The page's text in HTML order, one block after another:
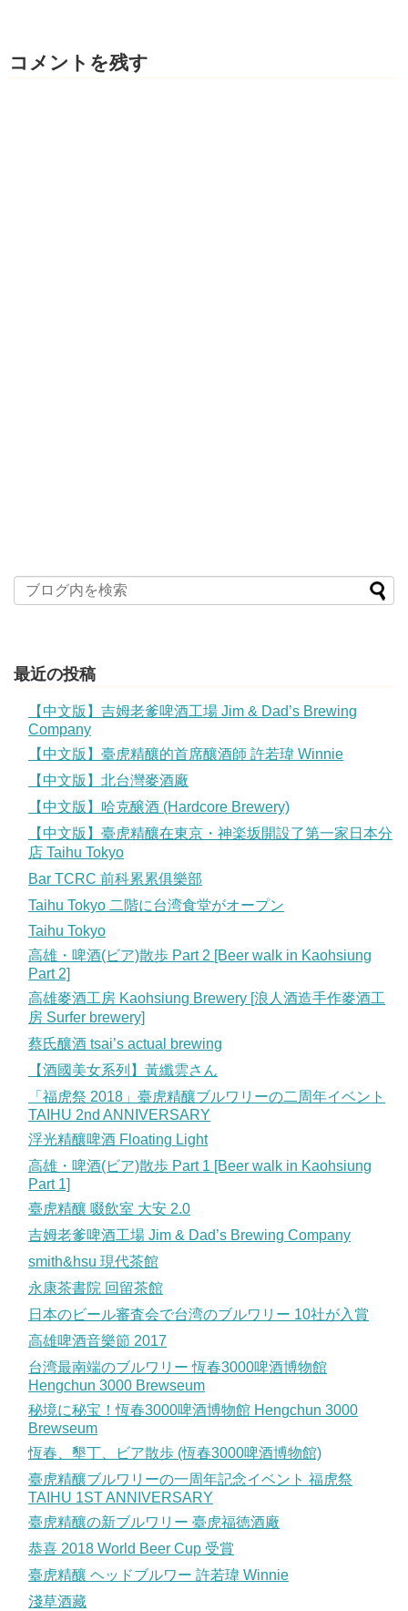
コメントを残す
最近の投稿
【中文版】吉姆老爹啤酒工場 Jim & Dad’s Brewing
Company
【中文版】臺虎精釀的首席釀酒師 許若瑋 Winnie
【中文版】北台灣麥酒廠
【中文版】哈克醸酒 (Hardcore Brewery)
【中文版】臺虎精釀在東京・神楽坂開設了第一家日本分
店 Taihu Tokyo
Bar TCRC 前科累累俱樂部
Taihu Tokyo 二階に台湾食堂がオープン
Taihu Tokyo
高雄・啤酒(ビア)散歩 Part 2 [Beer walk in Kaohsiung
Part 2]
高雄麥酒工房 Kaohsiung Brewery [浪人酒造手作麥酒工
房 Surfer brewery]
蔡氏釀酒 tsai’s actual brewing
【酒國美女系列】黃纖雲さん
「福虎祭 2018」臺虎精釀ブルワリーの二周年イベント
TAIHU 2nd ANNIVERSARY
浮光精釀啤酒 Floating Light
高雄・啤酒(ビア)散歩 Part 1 [Beer walk in Kaohsiung
Part 1]
臺虎精釀 啜飲室 大安 2.0
吉姆老爹啤酒工場 Jim & Dad’s Brewing Company
smith&hsu 現代茶館
永康茶書院 回留茶館
日本のビール審査会で台湾のブルワリー 10社が入賞
高雄啤酒音樂節 2017
台湾最南端のブルワリー 恆春3000啤酒博物館
Hengchun 3000 Brewseum
秘境に秘宝！恆春3000啤酒博物館 Hengchun 3000
Brewseum
恆春、墾丁、ビア散歩 (恆春3000啤酒博物館)
臺虎精釀ブルワリーの一周年記念イベント 福虎祭
TAIHU 1ST ANNIVERSARY
臺虎精釀の新ブルワリー 臺虎福徳酒廠
恭喜 2018 World Beer Cup 受賞
臺虎精釀 ヘッドブルワー 許若瑋 Winnie
淺草酒藏